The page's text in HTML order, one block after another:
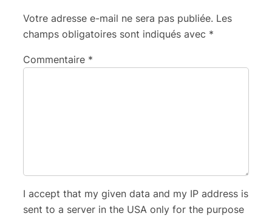
Votre adresse e-mail ne sera pas publiée. Les
champs obligatoires sont indiqués avec *
Commentaire *
I accept that my given data and my IP address is
sent to a server in the USA only for the purpose